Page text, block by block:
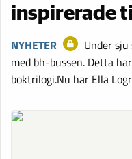
inspirerade
NYHETER
Under
med bh-bussen. Detta
boktrilogi.Nu har Ella